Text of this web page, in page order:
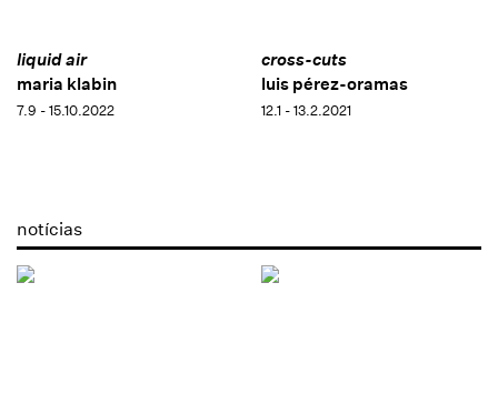
liquid air
maria klabin
7.9 - 15.10.2022
cross-cuts
luis pérez-oramas
12.1 - 13.2.2021
notícias